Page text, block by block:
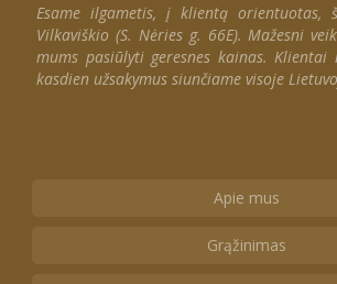
Esame ilgametis, į klientą orientuotas,
Vilkaviškio (S. Nėries g. 66E). Mažesni
mums pasiūlyti geresnes kainas.
kasdien užsakymus siunčiame visoje
Apie mus
Grąžinimas